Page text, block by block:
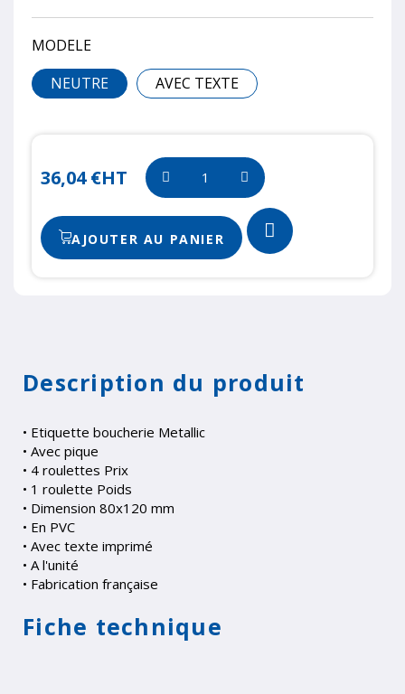
MODELE
NEUTRE
AVEC TEXTE
36,04 €HT
AJOUTER AU PANIER
Description du produit
• Etiquette boucherie Metallic
• Avec pique
• 4 roulettes Prix
• 1 roulette Poids
• Dimension 80x120 mm
• En PVC
• Avec texte imprimé
• A l'unité
• Fabrication française
Fiche technique